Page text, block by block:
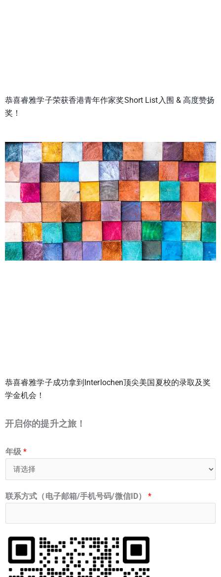
恭喜睿雅学子荣获香港青年作家奖Short List入围 & 高度赞扬
奖！
恭喜睿雅学子成功拿到Interlochen顶尖美国夏校的录取及奖
学金机会！
开启你的提升之旅！
年级*
联系方式（电子邮箱/手机号码/微信ID）*